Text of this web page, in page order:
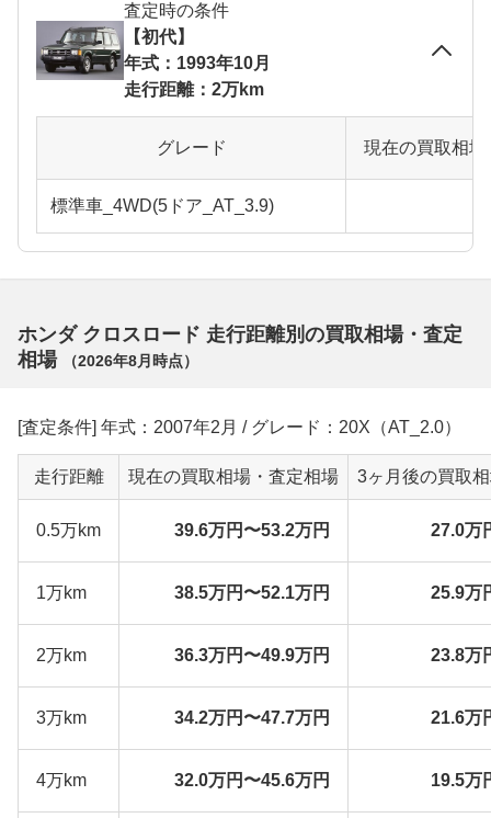
査定時の条件
【初代】
年式：1993年10月
走行距離：2万km
グレード 現在の買取相
標準車_4WD(5ドア_AT_3.9)
ホンダ クロスロード 走行距離別の買取相場・査定
相場
（2026年8月 時点）
[査定条件] 年式：2007年2月 / グレード：20X（AT_2.0）
走行距離 現在の買取相場・査定相場 3ヶ月後の買取
0.5万km 39.6万円〜53.2万円 27.0万
1万km 38.5万円〜52.1万円 25.9万
2万km 36.3万円〜49.9万円 23.8万
3万km 34.2万円〜47.7万円 21.6万
4万km 32.0万円〜45.6万円 19.5万